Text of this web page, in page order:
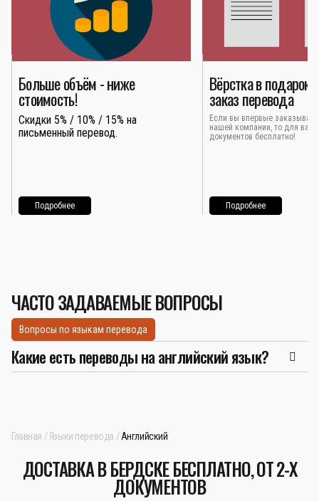
Больше объём - ниже
стоимость!
Скидки 5% / 10% / 15% на
письменный перевод.
Подробнее
Вёрстка в подарок
заказ перевода
Если вы впервые
нашей компании, то для вас
документов бесплатно!
Подробнее
ЧАСТО ЗАДАВАЕМЫЕ ВОПРОСЫ
Вопросы по языкам перевода
Какие есть переводы на английский язык?
Главная Языки перевода Английский
ДОСТАВКА В БЕРДСКЕ БЕСПЛАТНО, ОТ 2-Х
ДОКУМЕНТОВ